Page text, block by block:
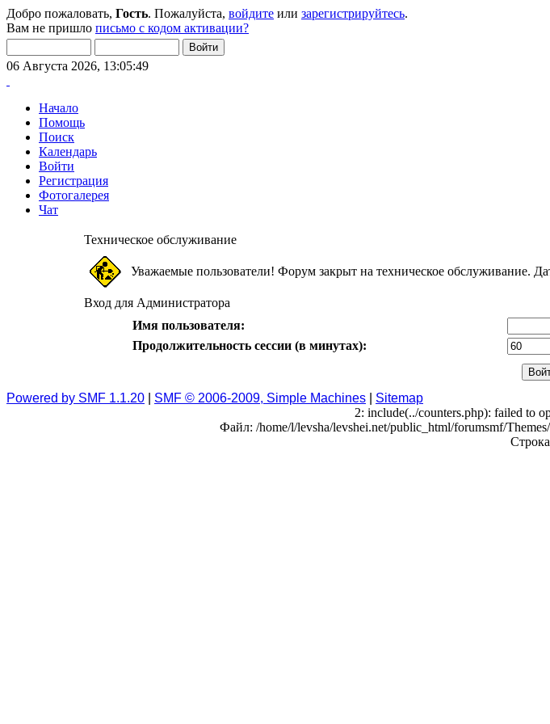
Добро пожаловать, Гость. Пожалуйста, войдите или зарегистрируйтесь.
Вам не пришло письмо с кодом активации?
06 Августа 2026, 13:05:49
Начало
Помощь
Поиск
Календарь
Войти
Регистрация
Фотогалерея
Чат
Техническое обслуживание
Уважаемые пользователи! Форум закрыт на техническое обслуживание.
Вход для Администратора
Имя пользователя:
Продолжительность сессии (в минутах):
Powered by SMF 1.1.20 SMF © 2006-2009, Simple Machines
Sitemap
2: include(../counters.php): failed to
Файл: /home/l/levsha/levshei.net/public_html/forumsmf/